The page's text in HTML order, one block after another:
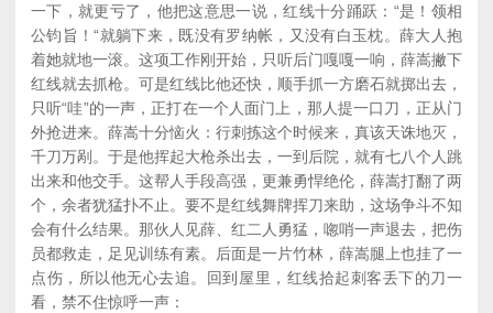
一下，就更亏了，他把这意思一说，红线十分踊跃：“是！领相
公钧旨！“就躺下来，既没有罗纳帐，又没有白玉枕。薛大人抱
着她就地一滚。这项工作刚开始，只听后门嘎嘎一响，薛嵩撇下
红线就去抓枪。可是红线比他还快，顺手抓一方磨石就掷出去，
只听“哇”的一声，正打在一个人面门上，那人提一口刀，正从门
外抢进来。薛嵩十分恼火：行刺拣这个时候来，真该天诛地灭，
千刀万剐。于是他挥起大枪杀出去，一到后院，就有七八个人跳
出来和他交手。这帮人手段高强，更兼勇悍绝伦，薛嵩打翻了两
个，余者犹猛扑不止。要不是红线舞牌挥刀来助，这场争斗不知
会有什么结果。那伙人见薛、红二人勇猛，唿哨一声退去，把伤
员都救走，足见训练有素。后面是一片竹林，薛嵩腿上也挂了一
点伤，所以他无心去追。回到屋里，红线拾起刺客丢下的刀一
看，禁不住惊呼一声：